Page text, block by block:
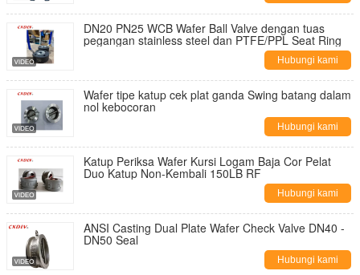
DN20 PN25 WCB Wafer Ball Valve dengan tuas
pegangan stainless steel dan PTFE/PPL Seat Ring
Hubungi kami
Wafer tipe katup cek plat ganda Swing batang dalam
nol kebocoran
Hubungi kami
Katup Periksa Wafer Kursi Logam Baja Cor Pelat
Duo Katup Non-Kembali 150LB RF
Hubungi kami
ANSI Casting Dual Plate Wafer Check Valve DN40 -
DN50 Seal
Hubungi kami